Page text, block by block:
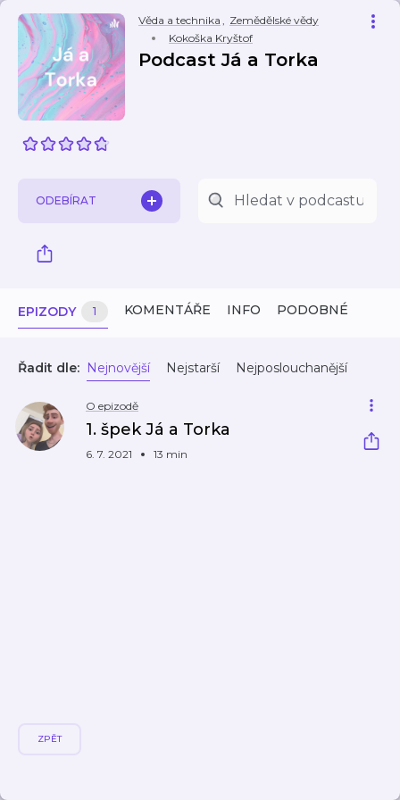
Věda a technika , Zemědělské vědy
Kokoška Kryštof
Podcast Já a Torka
ODEBÍRAT
EPIZODY 1 KOMENTÁŘE INFO PODOBNÉ
Řadit dle: Nejnovější Nejstarší Nejposlouchanější
O epizodě
1. špek Já a Torka
6. 7. 2021 13 min
ZPĚT